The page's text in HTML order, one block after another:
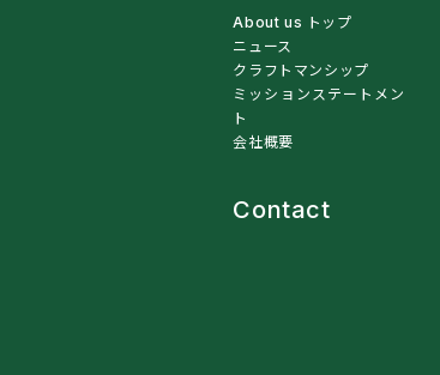
About us トップ
ニュース
クラフトマンシップ
ミッションステートメン
ト
会社概要
Contact